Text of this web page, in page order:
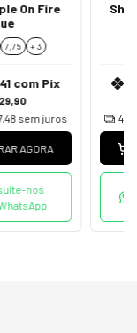
On Fire
7,75 + 3
com Pix
sem juros
AGORA
nos
4